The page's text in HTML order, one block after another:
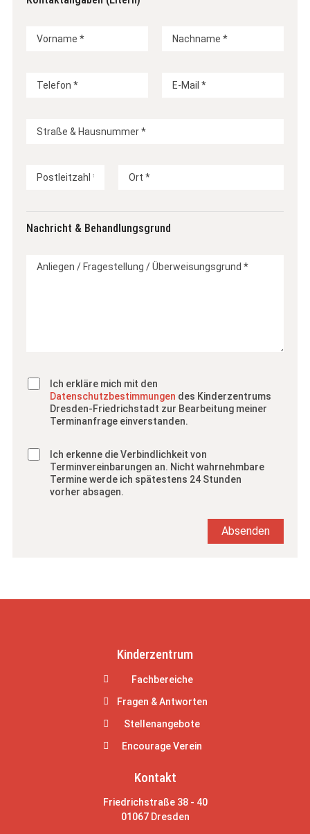
Nachricht & Behandlungsgrund
Ich erkläre mich mit den
Datenschutzbestimmungen des Kinderzentrums
Dresden-Friedrichstadt zur Bearbeitung meiner
Terminanfrage einverstanden.
Ich erkenne die Verbindlichkeit von
Terminvereinbarungen an. Nicht wahrnehmbare
Termine werde ich spätestens 24 Stunden
vorher absagen.
Absenden
Kinderzentrum
Fachbereiche
Fragen & Antworten
Stellenangebote
Encourage Verein
Kontakt
Friedrichstraße 38 - 40
01067 Dresden